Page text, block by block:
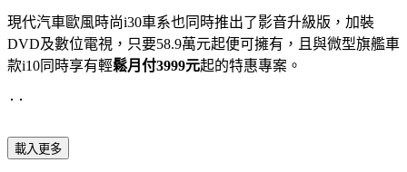
現代汽車歐風時尚i30車系也同時推出了影音升級版，加裝
DVD及數位電視，只要58.9萬元起便可擁有，且與微型旗艦車
款i10同時享有輕鬆月付3999元起的特惠專案。
載入更多